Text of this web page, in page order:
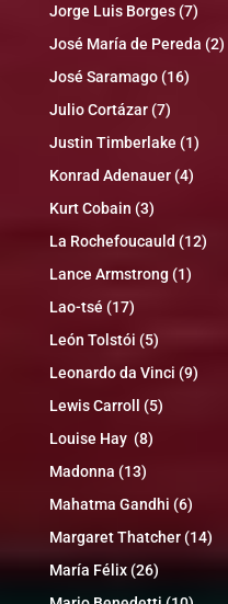
Jorge Luis Borges(7)
José María de Pereda (2)
José Saramago(16)
Julio Cortázar(7)
Justin Timberlake (1)
Konrad Adenauer(4)
Kurt Cobain (3)
La Rochefoucauld (12)
Lance Armstrong (1)
Lao-tsé (17)
León Tolstói (5)
Leonardo da Vinci (9)
Lewis Carroll
(5)
Louise Hay (8)
Madonna (13)
Mahatma Gandhi (6)
Margaret Thatcher(14)
María Félix(26)